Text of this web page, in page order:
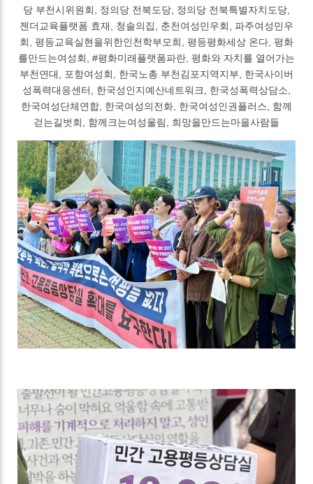
당 부천시위원회, 정의당 전북도당, 정의당 전북특별자치도당,
젠더교육플랫폼 효재, 청솔의집, 춘천여성민우회, 파주여성민우
회, 평등교육실현을위한인천학부모희, 평등평화세상 온다, 평화
를만드는여성회, #평화미래플랫폼파란, 평화와 자치를 열어가는
부천연대, 포항여성회, 한국노총 부천김포지역지부, 한국사이버
성폭력대응센터, 한국성인지예산네트워크, 한국성폭력상담소,
한국여성단체연합, 한국여성의전화, 한국여성인권플러스, 함께
걷는길벗회, 함께크는여성울림, 희망을만드는마을사람들